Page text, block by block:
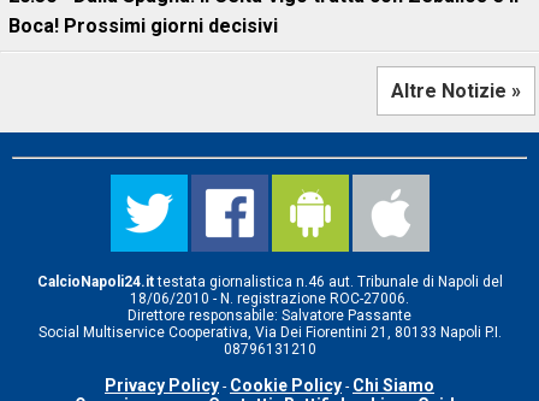
Boca! Prossimi giorni decisivi
Altre Notizie »
CalcioNapoli24.ittestata giornalistica n.46 aut. Tribunale di Napoli del
18/06/2010 - N. registrazione ROC-27006.
Direttore responsabile: Salvatore Passante
Social Multiservice Cooperativa, Via Dei Fiorentini 21, 80133 Napoli P.I.
08796131210
Privacy Policy - Cookie Policy - Chi Siamo